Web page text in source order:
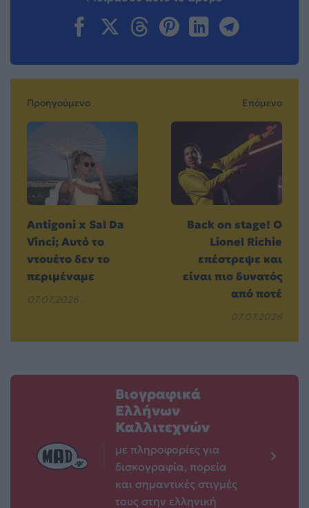
Προηγούμενο
Antigoni x Sal Da
Vinci; Αυτό το
ντουέτο δεν το
περιμέναμε
07.07.2026
Επόμενο
Back on stage! Ο
Lionel Richie
επέστρεψε και
είναι πιο δυνατός
από ποτέ
07.07.2026
Βιογραφικά
Ελλήνων
Καλλιτεχνών
με πληροφορίες για
δισκογραφία, πορεία
και σημαντικές στιγμές
τους στην ελληνική